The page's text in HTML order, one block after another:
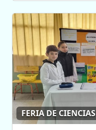
FERIA DE CIENCIAS